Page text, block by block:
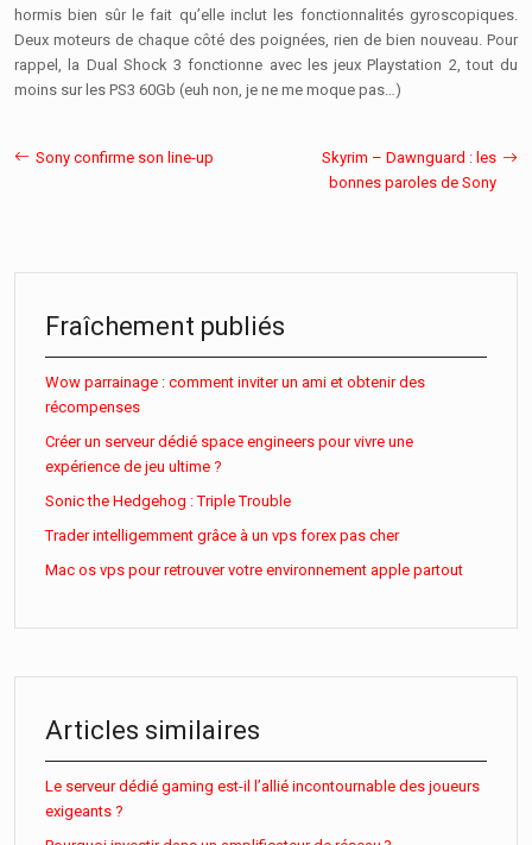
hormis bien sûr le fait qu’elle inclut les fonctionnalités gyroscopiques.
Deux moteurs de chaque côté des poignées, rien de bien nouveau. Pour
rappel, la Dual Shock 3 fonctionne avec les jeux Playstation 2, tout du
moins sur les PS3 60Gb (euh non, je ne me moque pas…)
Sony confirme son line-up
Skyrim – Dawnguard : les
bonnes paroles de Sony
Fraîchement publiés
Wow parrainage : comment inviter un ami et obtenir des
récompenses
Créer un serveur dédié space engineers pour vivre une
expérience de jeu ultime ?
Sonic the Hedgehog : Triple Trouble
Trader intelligemment grâce à un vps forex pas cher
Mac os vps pour retrouver votre environnement apple partout
Articles similaires
Le serveur dédié gaming est-il l’allié incontournable des joueurs
exigeants ?